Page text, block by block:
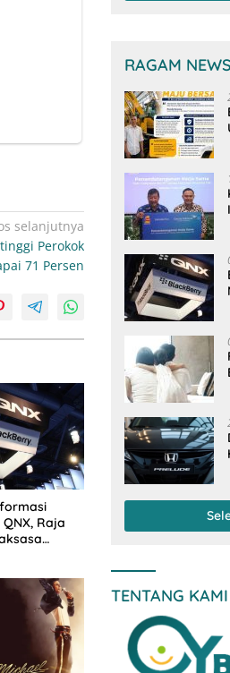
selanjutnya
Perokok
71 Persen
Raja
RAGAM NEWS
TENTANG KAMI